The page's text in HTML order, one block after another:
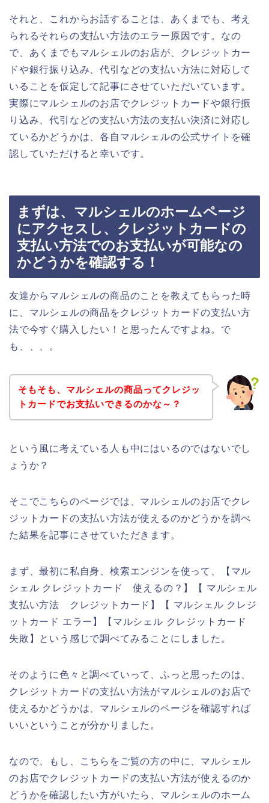
それと、これからお話することは、あくまでも、考え
られるそれらの支払い方法のエラー原因です。なの
で、あくまでもマルシェルのお店が、クレジットカー
ドや銀行振り込み、代引などの支払い方法に対応して
いることを仮定して記事にさせていただいています。
実際にマルシェルのお店でクレジットカードや銀行振
り込み、代引などの支払い方法の支払い決済に対応し
ているかどうかは、各自マルシェルの公式サイトを確
認していただけると幸いです。
まずは、マルシェルのホームページ
にアクセスし、クレジットカードの
支払い方法でのお支払いが可能なの
かどうかを確認する！
友達からマルシェルの商品のことを教えてもらった時
に、マルシェルの商品をクレジットカードの支払い方
法で今すぐ購入したい！と思ったんですよね。で
も、、、。
そもそも、マルシェルの商品ってクレジッ
トカードでお支払いできるのかな～？
という風に考えている人も中にはいるのではないでし
ょうか？
そこでこちらのページでは、マルシェルのお店でクレ
ジットカードの支払い方法が使えるのかどうかを調べ
た結果を記事にさせていただきます。
まず、最初に私自身、検索エンジンを使って、【マル
シェル クレジットカード 使えるの？】【 マルシェル
支払い方法 クレジットカード】【 マルシェル クレジ
ットカード エラー】【マルシェル クレジットカード
失敗】という感じで調べてみることにしました。
そのように色々と調べていって、ふっと思ったのは、
クレジットカードの支払い方法がマルシェルのお店で
使えるかどうかは、マルシェルのページを確認すれば
いいということが分かりました。
なので、もし、こちらをご覧の方の中に、マルシェル
のお店でクレジットカードの支払い方法が使えるのか
どうかを確認したい方がいたら、マルシェルのホーム